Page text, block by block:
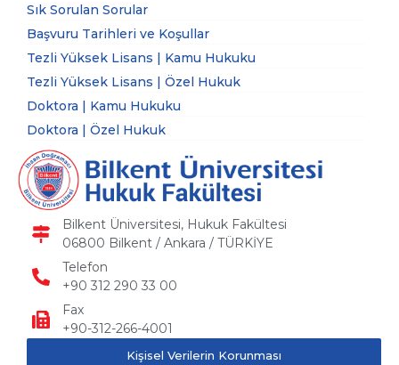
Sık Sorulan Sorular
Başvuru Tarihleri ve Koşullar
Tezli Yüksek Lisans | Kamu Hukuku
Tezli Yüksek Lisans | Özel Hukuk
Doktora | Kamu Hukuku
Doktora | Özel Hukuk
Bilkent Üniversitesi, Hukuk Fakültesi
06800 Bilkent / Ankara / TÜRKİYE
Telefon
+90 312 290 33 00
Fax
+90-312-266-4001
Kişisel Verilerin Korunması